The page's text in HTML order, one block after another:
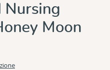
Nursing
Moon